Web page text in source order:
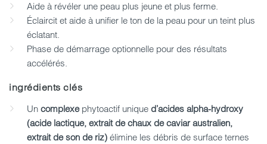
Aide à révéler une peau plus jeune et plus ferme.
Éclaircit et aide à unifier le ton de la peau pour un teint plus
éclatant.
Phase de démarrage optionnelle pour des résultats
accélérés.
ingrédients clés
Un complexephytoactif unique d’acides alpha-hydroxy
(acide lactique, extrait de chaux de caviar australien,
extrait de son de riz) élimine les débris de surface ternes